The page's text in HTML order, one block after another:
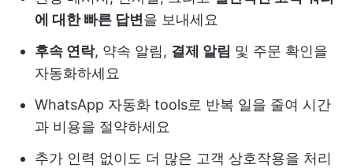
에 대한 빠른 답변을 보내세요
후속 연락, 약속 알림, 결제 알림 및 주문 확인을
자동화하세요
WhatsApp 자동화 tools로 반복 일을 줄여 시간
과 비용을 절약하세요
추가 인력 없이도 더 많은 고객 상호작용을 처리